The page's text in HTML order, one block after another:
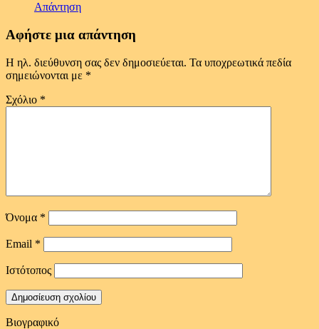
Απάντηση
Αφήστε μια απάντηση
Η ηλ. διεύθυνση σας δεν δημοσιεύεται. Τα υποχρεωτικά πεδία
σημειώνονται με *
Σχόλιο *
Όνομα *
Email *
Ιστότοπος
Βιογραφικό